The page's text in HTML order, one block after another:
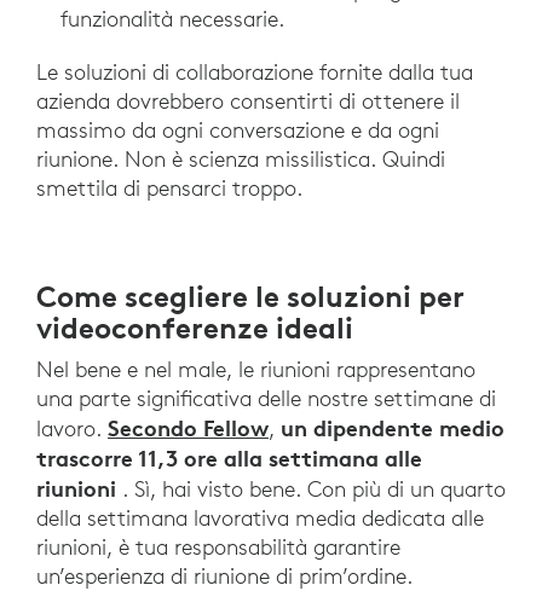
funzionalità necessarie.
Le soluzioni di collaborazione fornite dalla tua
azienda dovrebbero consentirti di ottenere il
massimo da ogni conversazione e da ogni
riunione. Non è scienza missilistica. Quindi
smettila di pensarci troppo.
Come scegliere le soluzioni per
videoconferenze ideali
Nel bene e nel male, le riunioni rappresentano
una parte significativa delle nostre settimane di
lavoro. Secondo Fellow, un dipendente medio
trascorre 11,3 ore alla settimana alle
riunioni . Sì, hai visto bene. Con più di un quarto
della settimana lavorativa media dedicata alle
riunioni, è tua responsabilità garantire
un’esperienza di riunione di prim’ordine.